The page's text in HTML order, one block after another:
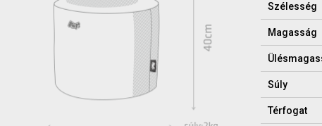
Szélesség
Magasság
Súly
Térfogat